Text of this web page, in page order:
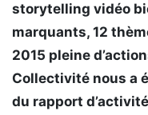
storytelling vidéo
marquants, 12
2015 pleine
Collectivité nous a
du rapport